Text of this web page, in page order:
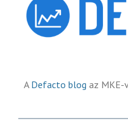
A Defacto blog az MKE-